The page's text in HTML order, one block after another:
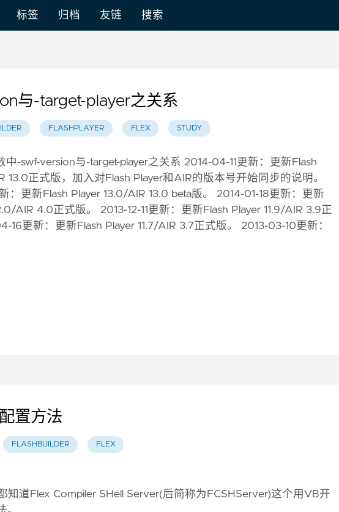
标签 归档 友链 搜索
与-target-player之关系
FLASHPLAYER FLEX STUDY
中-swf-version与-target-player之关系 2014-04-11更新：更新Flash
13.0正式版，加入对Flash Player和AIR的版本号开始同步的说明。
：更新Flash Player 13.0/AIR 13.0 beta版。 2014-01-18更新：更新
AIR 4.0正式版。 2013-12-11更新：更新Flash Player 11.9/AIR 3.9正
16更新：更新Flash Player 11.7/AIR 3.7正式版。 2013-03-10更新：
置方法
FLASHBUILDER FLEX
道Flex Compiler SHell Server(后简称为FCSHServer)这个用VB开